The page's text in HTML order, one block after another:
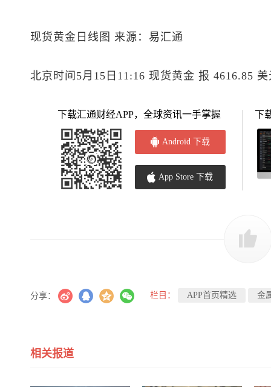
现货黄金 日线图 来源：易汇通
北京时间5月15日11:16 现货黄金 报 4616.85
下载汇通财经APP，全球资讯一手掌握
Android 下载
App Store 下载
下
分享： 栏目： APP首页精选 金
相关报道